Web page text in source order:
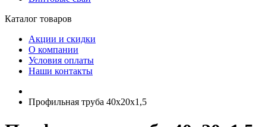
Каталог товаров
Акции и скидки
О компании
Условия оплаты
Наши контакты
Профильная труба 40х20х1,5